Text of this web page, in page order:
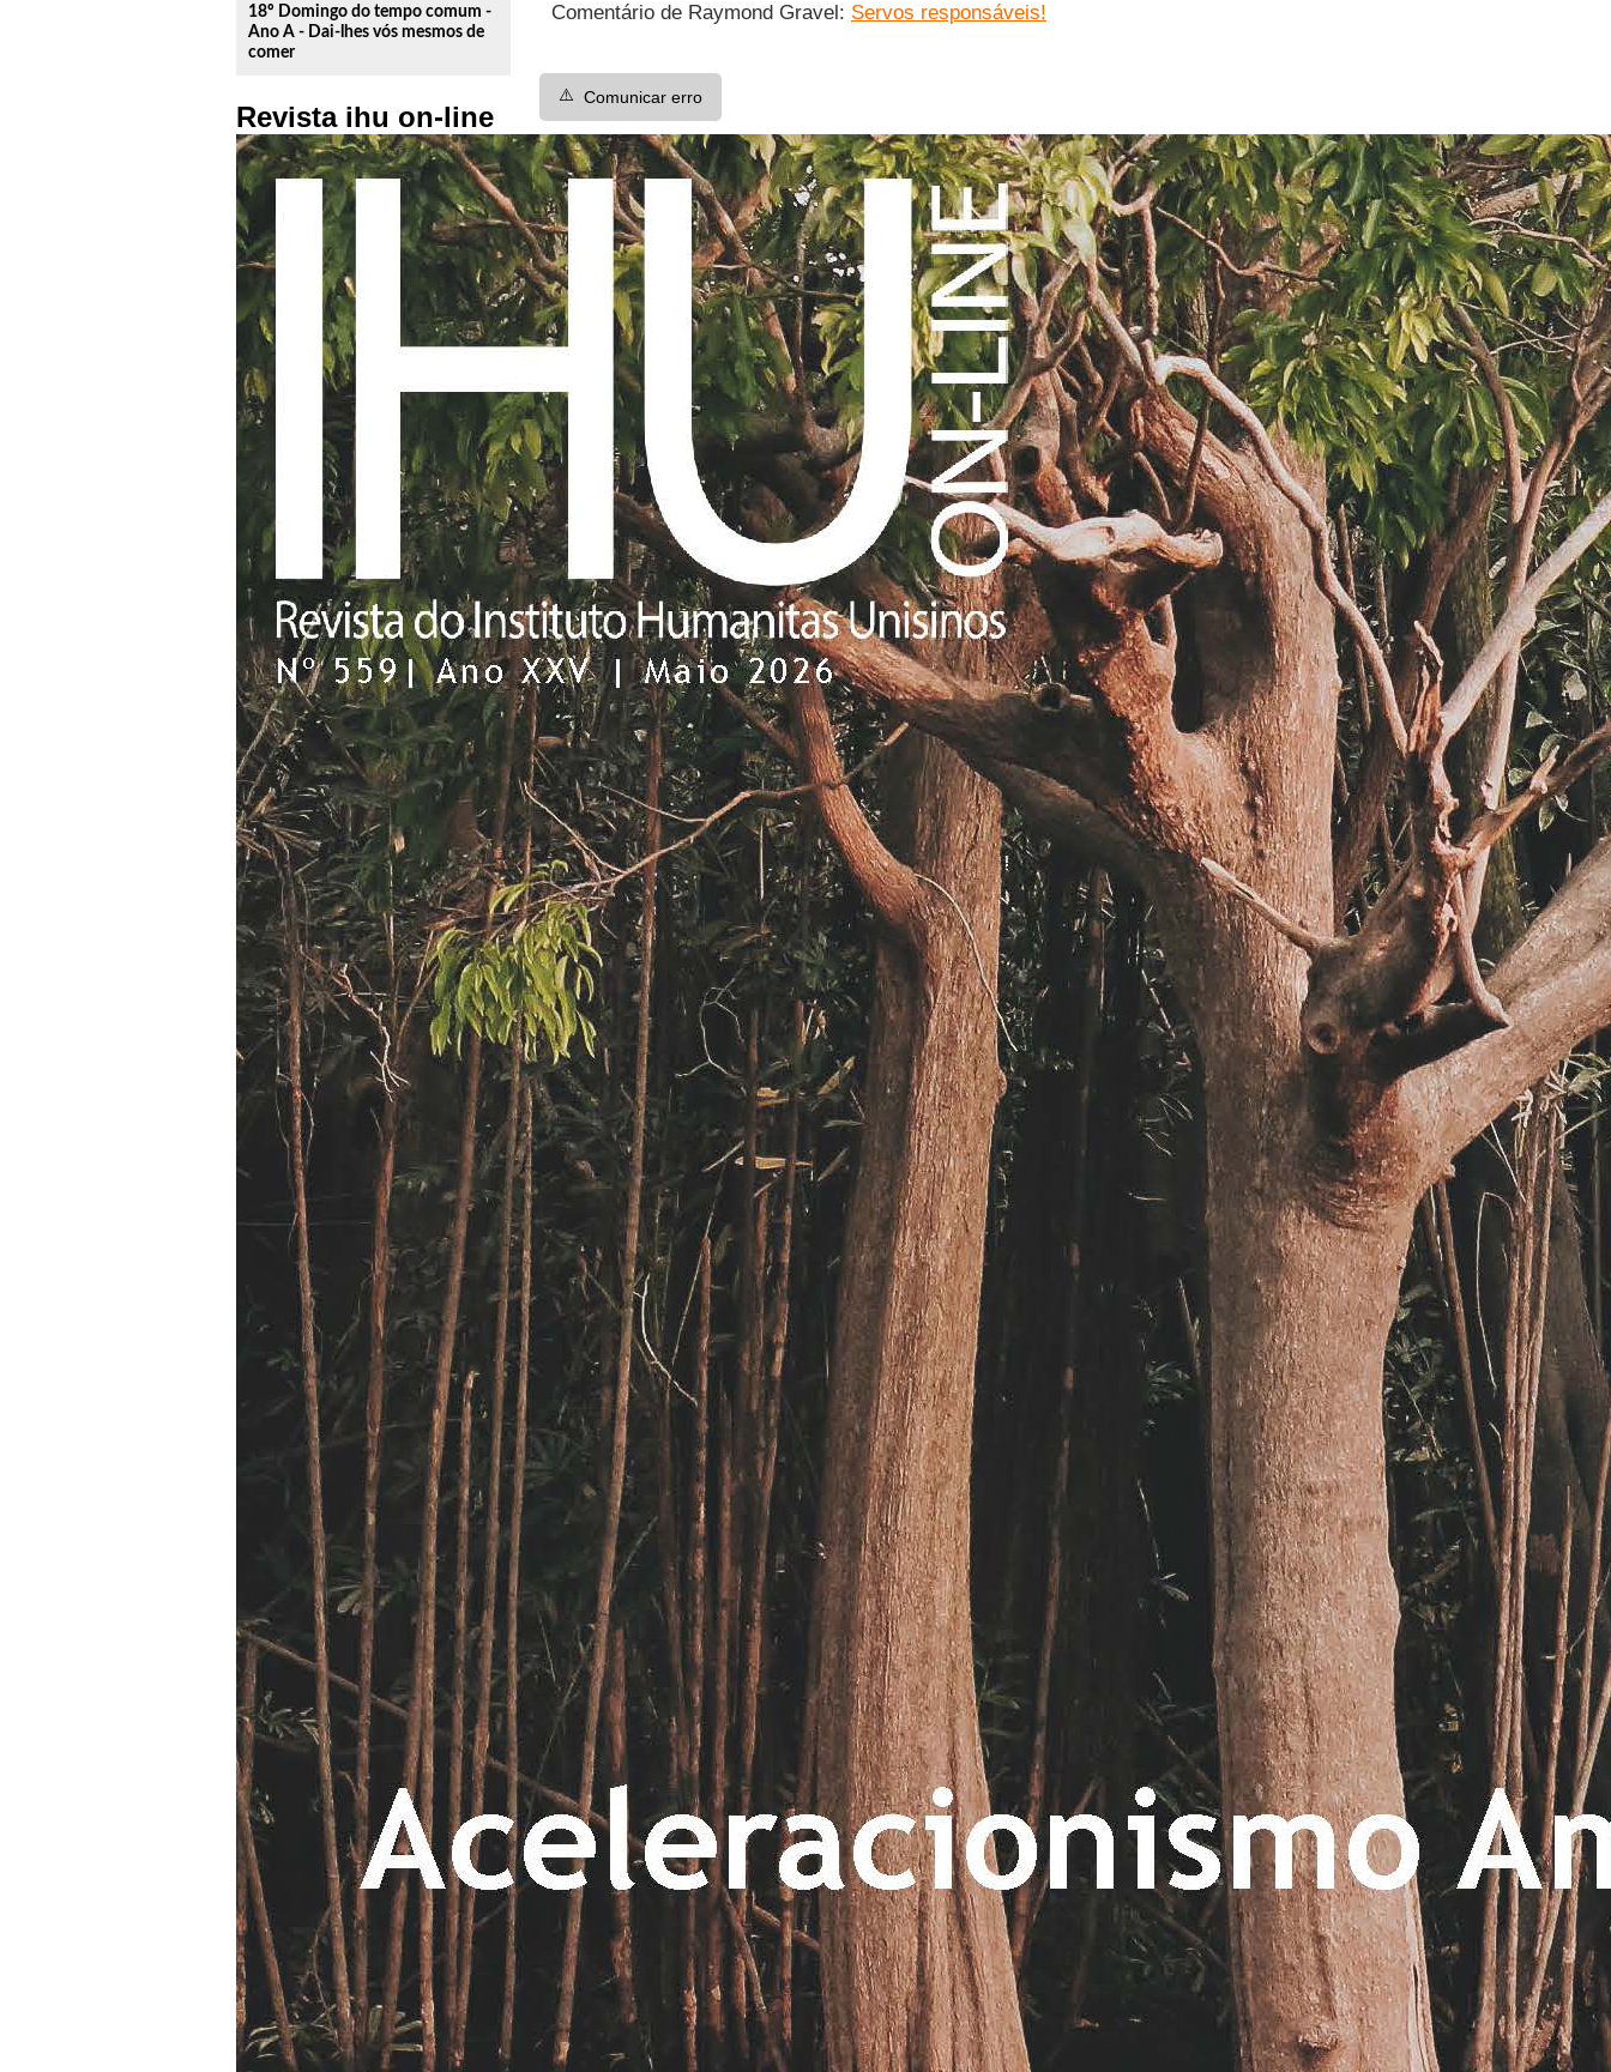
18º Domingo do tempo comum -
Ano A - Dai-lhes vós mesmos de
comer
Revista ihu on-line
Comentário de Raymond Gravel: Servos responsáveis!
⚠️ Comunicar erro